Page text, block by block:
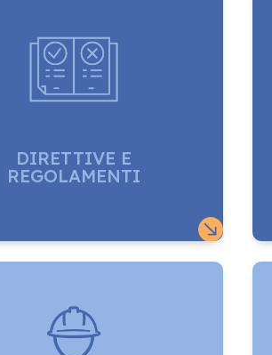
DIRETTIVE E
REGOLAMENTI
